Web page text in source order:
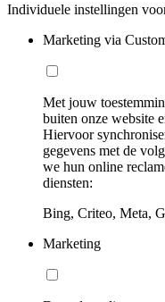
Individuele instellingen
Marketing via
Met jouw
buiten onze website
Hiervoor
gegevens met de
we hun online
diensten:
Bing, Criteo, Meta,
Marketing